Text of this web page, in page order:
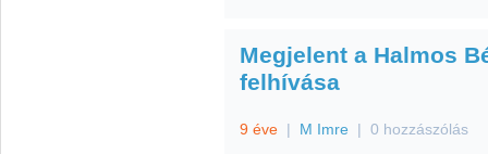
Megjelent a Halmos
felhívása
9 éve | M Imre | 0 hozzászólás